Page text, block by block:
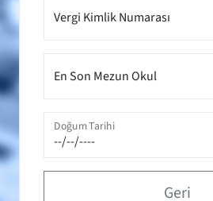
Vergi Kimlik Numarası
En Son Mezun Okul
Doğum Tarihi
Geri